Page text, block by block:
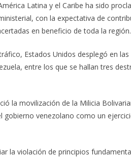
Latina y el Caribe ha sido
con la expectativa de
en beneficio de toda la región.
Estados Unidos desplegó en
entre los que se hallan tres
la movilización de la Milicia
venezolano como un
la violación de principios